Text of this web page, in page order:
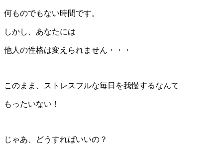
何ものでもない時間です。
しかし、あなたには
他人の性格は変えられません・・・
このまま、ストレスフルな毎日を我慢するなんて
もったいない！
じゃあ、どうすればいいの？